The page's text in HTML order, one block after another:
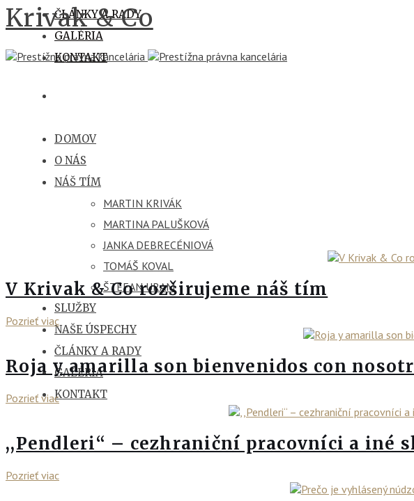
ČLÁNKY A RADY
GALÉRIA
KONTAKT
Krivak & Co
DOMOV
O NÁS
NÁŠ TÍM
MARTIN KRIVÁK
MARTINA PALUŠKOVÁ
JANKA DEBRECÉNIOVÁ
TOMÁŠ KOVAL
ŠTEFAN URAM
SLUŽBY
NAŠE ÚSPECHY
ČLÁNKY A RADY
GALÉRIA
KONTAKT
V Krivak & Co rozširujeme náš tím
Pozrieť viac
Roja y amarilla son bienvenidos con
Pozrieť viac
,,Pendleri“ – cezhraniční pracovníci a iné
Pozrieť viac